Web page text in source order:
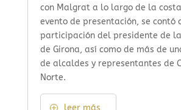
con Malgrat a lo largo de la
evento de presentación, se contó
participación del presidente de
de Girona, así como de más de
de alcaldes y representantes de
Norte.
leer más